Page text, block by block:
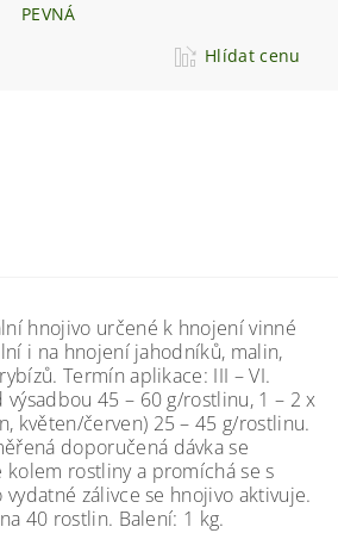
PEVNÁ
Hlídat cenu
hnojivo určené k hnojení vinné
i na hnojení jahodníků, malin,
Termín aplikace: III – VI.
výsadbou 45 – 60 g/rostlinu, 1 – 2 x
květen/červen) 25 – 45 g/rostlinu.
doporučená dávka se
kolem rostliny a promíchá se s
zálivce se hnojivo aktivuje.
40 rostlin. Balení: 1 kg.